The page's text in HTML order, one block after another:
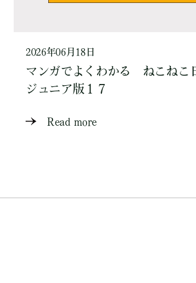
2026年06月18日
マンガでよくわかる ねこねこ
ジュニア版１７
Read more